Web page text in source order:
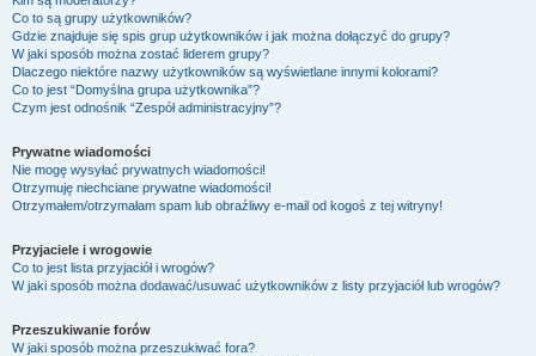
Co to są grupy użytkowników?
Gdzie znajduje się spis grup użytkowników i jak można dołączyć do grupy?
W jaki sposób można zostać liderem grupy?
Dlaczego niektóre nazwy użytkowników są wyświetlane innymi kolorami?
Co to jest “Domyślna grupa użytkownika”?
Czym jest odnośnik “Zespół administracyjny”?
Prywatne wiadomości
Nie mogę wysyłać prywatnych wiadomości!
Otrzymuję niechciane prywatne wiadomości!
Otrzymałem/otrzymałam spam lub obraźliwy e-mail od kogoś z tej witryny!
Przyjaciele i wrogowie
Co to jest lista przyjaciół i wrogów?
W jaki sposób można dodawać/usuwać użytkowników z listy przyjaciół lub wrogów?
Przeszukiwanie forów
W jaki sposób można przeszukiwać fora?